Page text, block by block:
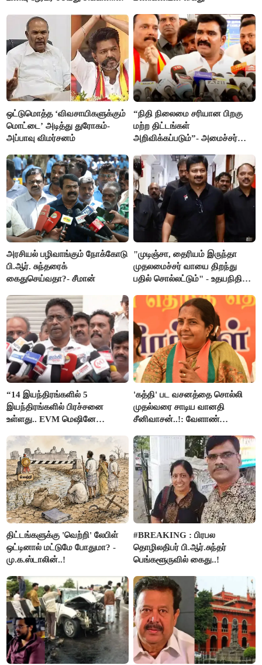
ஒட்டுமொத்த ‘விவசாயிகளுக்கும்
மொட்டை’ அடித்து துரோகம்-
அப்பாவு விமர்சனம்
“நிதி நிலைமை சரியான பிறகு
மற்ற திட்டங்கள்
அறிவிக்கப்படும்”- அமைச்சர்
அரசியல் பழிவாங்கும் நோக்கோடு
பி.ஆர். சுந்தரைக்
கைதுசெய்வதா?- சீமான்
"முடிஞ்சா, தைரியம் இருந்தா
முதலமைச்சர் வாயை திறந்து
பதில் சொல்லட்டும்" - உதயநிதி
“14 இயந்திரங்களில் 5
இயந்திரங்களில் பிரச்சனை
உள்ளது.. EVM மெஷினே
இளங்கோ
'கத்தி' பட வசனத்தை சொல்லி
முதல்வரை சாடிய வானதி
சீனிவாசன்..!: வேளாண்
எதிர்ப்பு!
திட்டங்களுக்கு 'வெற்றி' லேபிள்
ஒட்டினால் மட்டுமே போதுமா? -
மு.க.ஸ்டாலின்..!
#BREAKING : பிரபல
தொழிலதிபர் பி.ஆர்.சுந்தர்
பெங்களூருவில் கைது..!